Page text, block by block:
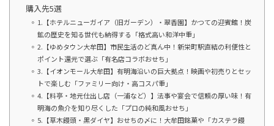
購入先5選
1.【ホテルニューガイア（旧ガーデン）・翠香園】かつての迎賓館！炭
鉱の歴史を知る世代も納得する「格式高い和洋中重」
2.【ゆめタウン大牟田】市民生活のど真ん中！新栄町駅直結の利便性と
ポイント還元で選ぶ「有名店コラボおせち」
3.【イオンモール大牟田】有明海沿いの巨大拠点！映画や初売りとセッ
トで楽しむ「ファミリー向け・高コスパ重」
4.【料亭・地元仕出し店（一浦など）】法事や宴会で信頼の厚い味！有
明海の魚介を知り尽くした「プロの純和風おせち」
5.【草木饅頭・黒ダイヤ】おせちの〆に！大牟田銘菓や「カステラ饅